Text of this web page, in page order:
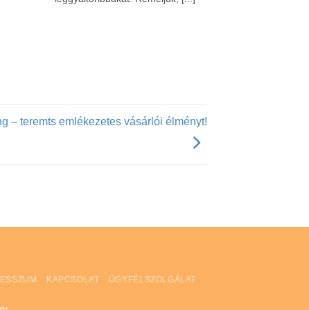
– teremts emlékezetes vásárlói élményt!
KAPCSOLAT
ÜGYFÉLSZOLGÁLAT